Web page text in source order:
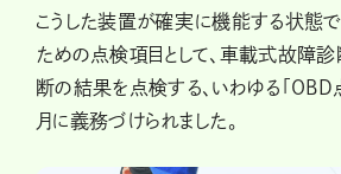
こうした装置が確実に機能する状態で
ための点検項目として、車載式故障診
断の結果を点検する、いわゆる「OBD
月に義務づけられました。